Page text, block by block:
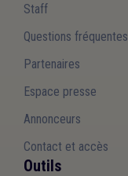
Staff
Questions fréquentes
Partenaires
Espace presse
Annonceurs
Contact et accès
Outils